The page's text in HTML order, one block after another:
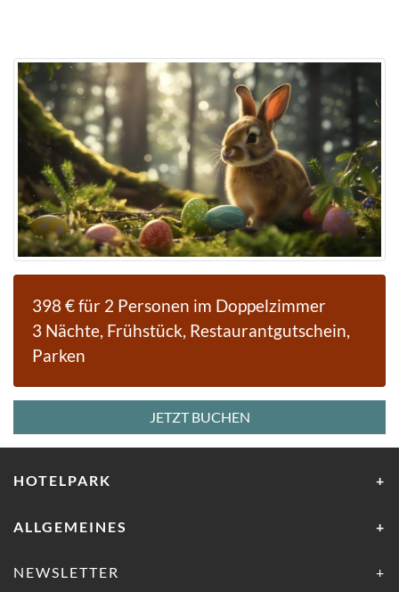
398 € für 2 Personen im Doppelzimmer
3 Nächte, Frühstück, Restaurantgutschein,
Parken
JETZT BUCHEN
HOTELPARK
ALLGEMEINES
NEWSLETTER